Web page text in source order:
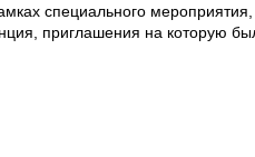
специального
приглашения на которую